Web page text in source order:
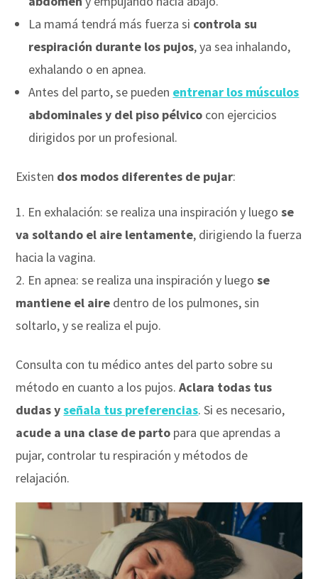
La mamá tendrá más fuerza si controla su
respiración durante los pujos, ya sea inhalando,
exhalando o en apnea.
Antes del parto, se pueden entrenar los músculos
abdominales y del piso pélvico con ejercicios
dirigidos por un profesional.
Existen dos modos diferentes de pujar:
En exhalación: se realiza una inspiración y luego se
va soltando el aire lentamente, dirigiendo la fuerza
hacia la vagina.
En apnea: se realiza una inspiración y luegose
mantiene el aire dentro de los pulmones, sin
soltarlo, y se realiza el pujo.
Consulta con tu médico antes del parto sobre su
método en cuanto a los pujos. Aclara todas tus
dudas yseñala tus preferencias. Si es necesario,
acude a una clase de parto para que aprendas a
pujar, controlar tu respiración y métodos de
relajación.